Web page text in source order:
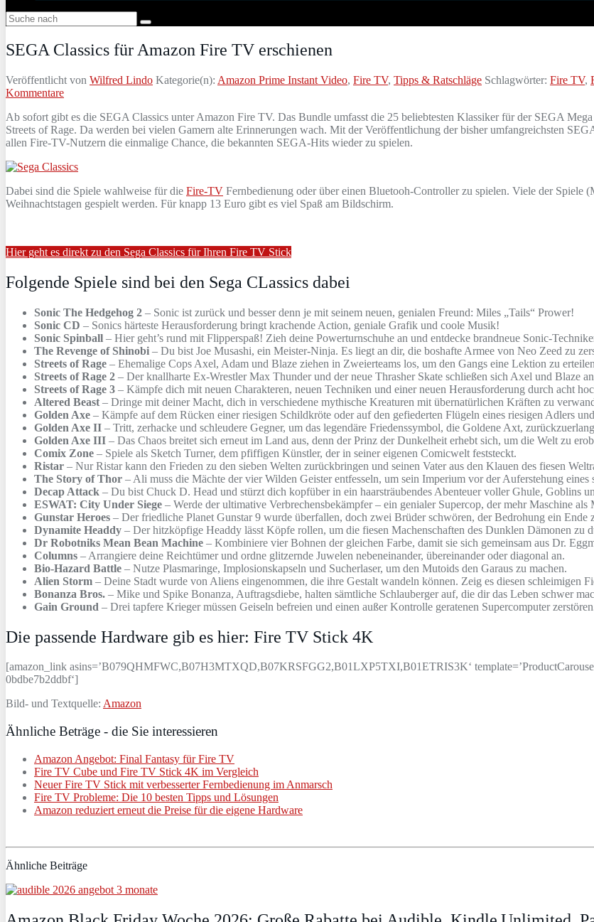
SEGA Classics für Amazon Fire TV erschienen
Veröffentlicht von Wilfred Lindo Kategorie(n): Amazon Prime Instant Video, Fire TV, Tipps & Ratschläge Schlagwörter: Fire TV,
Kommentare
Ab sofort gibt es die SEGA Classics unter Amazon Fire TV. Das Bundle umfasst die 25 beliebtesten Klassiker für der SEGA
Streets of Rage. Da werden bei vielen Gamern alte Erinnerungen wach. Mit der Veröffentlichung der bisher umfangreichsten
allen Fire-TV-Nutzern die einmalige Chance, die bekannten SEGA-Hits wieder zu spielen.
Dabei sind die Spiele wahlweise für die Fire-TV Fernbedienung oder über einen Bluetooh-Controller zu spielen. Viele der Spiele
Weihnachtstagen gespielt werden. Für knapp 13 Euro gibt es viel Spaß am Bildschirm.
Hier geht es direkt zu den Sega Classics für Ihren Fire TV Stick
Folgende Spiele sind bei den Sega CLassics dabei
Sonic The Hedgehog 2 – Sonic ist zurück und besser denn je mit seinem neuen, genialen Freund: Miles „Tails“ Prower!
Sonic CD – Sonics härteste Herausforderung bringt krachende Action, geniale Grafik und coole Musik!
Sonic Spinball – Hier geht’s rund mit Flipperspaß! Zieh deine Powerturnschuhe an und entdecke brandneue Sonic-
The Revenge of Shinobi – Du bist Joe Musashi, ein Meister-Ninja. Es liegt an dir, die boshafte Armee von Neo Zeed zu
Streets of Rage – Ehemalige Cops Axel, Adam und Blaze ziehen in Zweierteams los, um den Gangs eine Lektion zu
Streets of Rage 2 – Der knallharte Ex-Wrestler Max Thunder und der neue Thrasher Skate schließen sich Axel und Blaze
Streets of Rage 3 – Kämpfe dich mit neuen Charakteren, neuen Techniken und einer neuen Herausforderung durch acht
Altered Beast – Dringe mit deiner Macht, dich in verschiedene mythische Kreaturen mit übernatürlichen Kräften zu
Golden Axe – Kämpfe auf dem Rücken einer riesigen Schildkröte oder auf den gefiederten Flügeln eines riesigen Adlers
Golden Axe II – Tritt, zerhacke und schleudere Gegner, um das legendäre Friedenssymbol, die Goldene Axt,
Golden Axe III – Das Chaos breitet sich erneut im Land aus, denn der Prinz der Dunkelheit erhebt sich, um die Welt zu
Comix Zone – Spiele als Sketch Turner, dem pfiffigen Künstler, der in seiner eigenen Comicwelt feststeckt.
Ristar – Nur Ristar kann den Frieden zu den sieben Welten zurückbringen und seinen Vater aus den Klauen des fiesen
The Story of Thor – Ali muss die Mächte der vier Wilden Geister entfesseln, um sein Imperium vor der Auferstehung eines
Decap Attack – Du bist Chuck D. Head und stürzt dich kopfüber in ein haarsträubendes Abenteuer voller Ghule, Goblins
ESWAT: City Under Siege – Werde der ultimative Verbrechensbekämpfer – ein genialer Supercop, der mehr Maschine als
Gunstar Heroes – Der friedliche Planet Gunstar 9 wurde überfallen, doch zwei Brüder schwören, der Bedrohung ein Ende
Dynamite Headdy – Der hitzköpfige Headdy lässt Köpfe rollen, um die fiesen Machenschaften des Dunklen Dämonen zu
Dr Robotniks Mean Bean Machine – Kombiniere vier Bohnen der gleichen Farbe, damit sie sich gemeinsam aus Dr.
Columns – Arrangiere deine Reichtümer und ordne glitzernde Juwelen nebeneinander, übereinander oder diagonal an.
Bio-Hazard Battle – Nutze Plasmaringe, Implosionskapseln und Sucherlaser, um den Mutoids den Garaus zu machen.
Alien Storm – Deine Stadt wurde von Aliens eingenommen, die ihre Gestalt wandeln können. Zeig es diesen schleimigen
Bonanza Bros. – Mike und Spike Bonanza, Auftragsdiebe, halten sämtliche Schlauberger auf, die dir das Leben schwer
Gain Ground – Drei tapfere Krieger müssen Geiseln befreien und einen außer Kontrolle geratenen Supercomputer
Die passende Hardware gib es hier: Fire TV Stick 4K
[amazon_link asins=’B079QHMFWC,B07H3MTXQD,B07KRSFGG2,B01LXP5TXI,B01ETRIS3K‘
0bdbe7b2ddbf‘]
Bild- und Textquelle: Amazon
Ähnliche Beträge - die Sie interessieren
Amazon Angebot: Final Fantasy für Fire TV
Fire TV Cube und Fire TV Stick 4K im Vergleich
Neuer Fire TV Stick mit verbesserter Fernbedienung im Anmarsch
Fire TV Probleme: Die 10 besten Tipps und Lösungen
Amazon reduziert erneut die Preise für die eigene Hardware
Ähnliche Beiträge